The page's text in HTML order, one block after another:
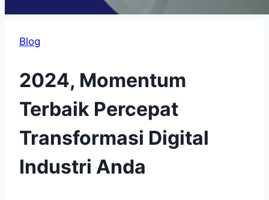
Blog
2024, Momentum
Terbaik Percepat
Transformasi Digital
Industri Anda